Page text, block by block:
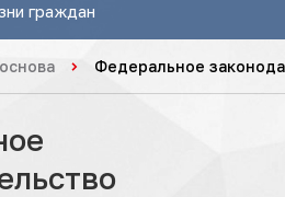
граждан
Федеральное